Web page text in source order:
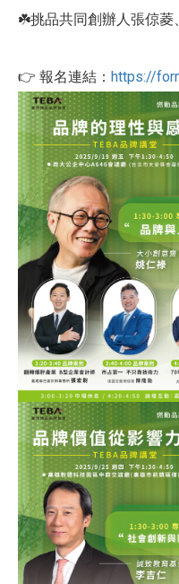
☘️挑品共同創辦人張倞
👉 報名連結： https://